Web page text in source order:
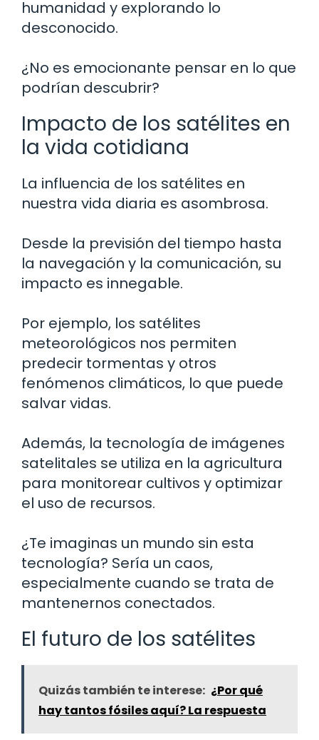
humanidad y explorando lo
desconocido.
¿No es emocionante pensar en lo que
podrían descubrir?
Impacto de los satélites en
la vida cotidiana
La influencia de los satélites en
nuestra vida diaria es asombrosa.
Desde la previsión del tiempo hasta
la navegación y la comunicación, su
impacto es innegable.
Por ejemplo, los satélites
meteorológicos nos permiten
predecir tormentas y otros
fenómenos climáticos, lo que puede
salvar vidas.
Además, la tecnología de imágenes
satelitales se utiliza en la agricultura
para monitorear cultivos y optimizar
el uso de recursos.
¿Te imaginas un mundo sin esta
tecnología? Sería un caos,
especialmente cuando se trata de
mantenernos conectados.
El futuro de los satélites
Quizás también te interese: ¿Por qué
hay tantos fósiles aquí? La respuesta